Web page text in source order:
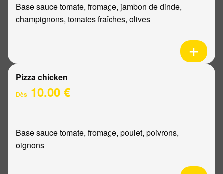
Base sauce tomate, fromage, jambon de dinde,
champignons, tomates fraîches, olives
Pizza chicken
Dès 10.00 €
Base sauce tomate, fromage, poulet, poivrons,
oignons